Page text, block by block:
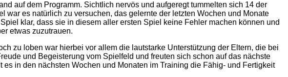
auf dem Programm. Sichtlich nervös und aufgeregt tummelten sich 14 der
es natürlich zu versuchen, das gelernte der letzten Wochen und Monate
klar, dass sie in diesem aller ersten Spiel keine Fehler machen können und
etwas zuzutrauen.
zu loben war hierbei vor allem die lautstarke Unterstützung der Eltern, die bei
und Begeisterung vom Spielfeld und freuten sich schon auf das nächste
in den nächsten Wochen und Monaten im Training die Fähig- und Fertigkeit